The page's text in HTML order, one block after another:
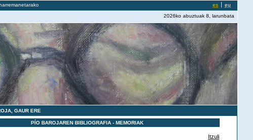
es eu
2026ko abuztuak 8, larunbata
GAUR ERE
PÍO BAROJAREN BIBLIOGRAFIA - MEMORIAK
Itzuli